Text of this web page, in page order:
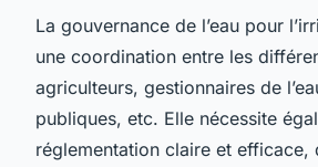
La gouvernance de l’eau pour
une coordination entre les
agriculteurs, gestionnaires de
publiques, etc. Elle nécessite
réglementation claire et efficace,